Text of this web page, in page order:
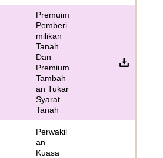
Premuim
Pemberi
milikan
Tanah
Dan
Premium
Tambah
an Tukar
Syarat
Tanah
Perwakil
an
Kuasa